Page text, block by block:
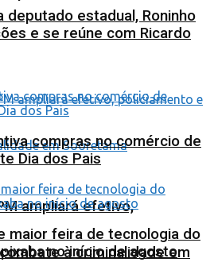
ampliará efetivo,
à criminalidade em
deputado estadual, Roninho
e se reúne com Ricardo
compras no comércio de
Dia dos Pais
maior feira de tecnologia do
no início de agosto